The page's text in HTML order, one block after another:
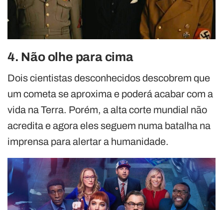
4. Não olhe para cima
Dois cientistas desconhecidos descobrem que
um cometa se aproxima e poderá acabar com a
vida na Terra. Porém, a alta corte mundial não
acredita e agora eles seguem numa batalha na
imprensa para alertar a humanidade.